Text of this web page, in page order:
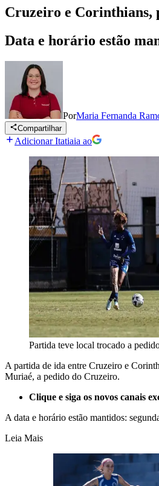
Cruzeiro e Corinthians,
Data e horário estão
PorMaria Fernanda
Compartilhar
Adicionar Itatiaia ao
Partida teve local trocado a
A partida de ida entre Cruzeiro e
Muriaé, a pedido do Cruzeiro.
Clique e siga os novos canais
A data e horário estão mantidos:
Leia Mais